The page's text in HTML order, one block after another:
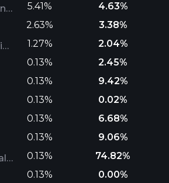
Defesa do Consumidor
5.41%
4.63%
2.63%
3.38%
Materiais Básicos
1.27%
2.04%
0.13%
2.45%
0.13%
9.42%
0.13%
0.02%
0.13%
6.68%
0.13%
9.06%
Caixa e Equivalentes
0.13%
74.82%
0.13%
0.00%